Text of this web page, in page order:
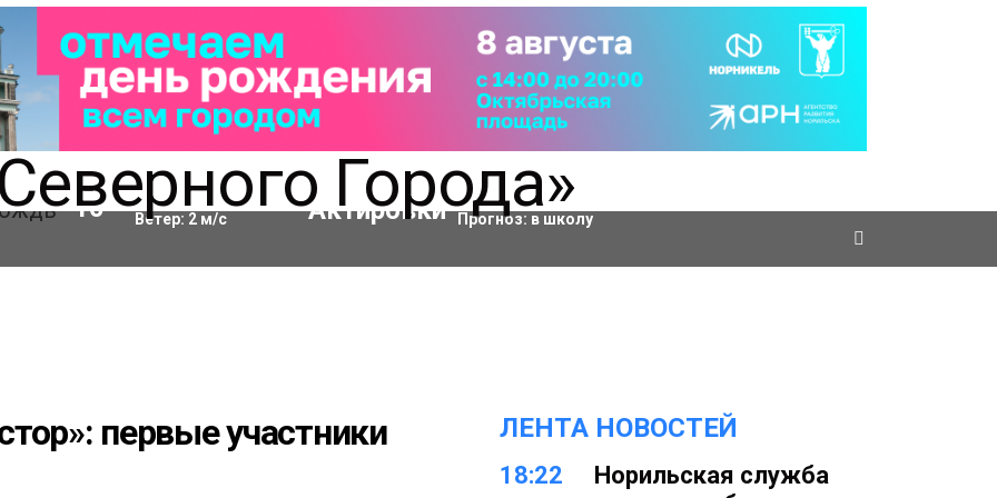
10°C Влажность:98%
Ветер: 2м/с
Актировки
Прогноз: в школу
первые участники
ЛЕНТА НОВОСТЕЙ
18:22
Норильская служба